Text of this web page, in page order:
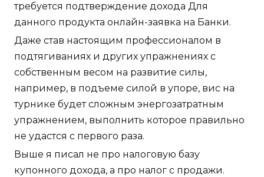
требуется подтверждение дохода Для
данного продукта онлайн-заявка на Банки.
Даже став настоящим профессионалом в
подтягиваниях и других упражнениях с
собственным весом на развитие силы,
например, в подъеме силой в упоре, вис на
турнике будет сложным энергозатратным
упражнением, выполнить которое правильно
не удастся с первого раза.
Выше я писал не про налоговую базу
купонного дохода, а про налог с продажи.